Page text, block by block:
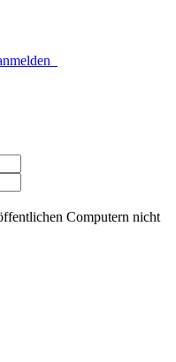
Computern nicht